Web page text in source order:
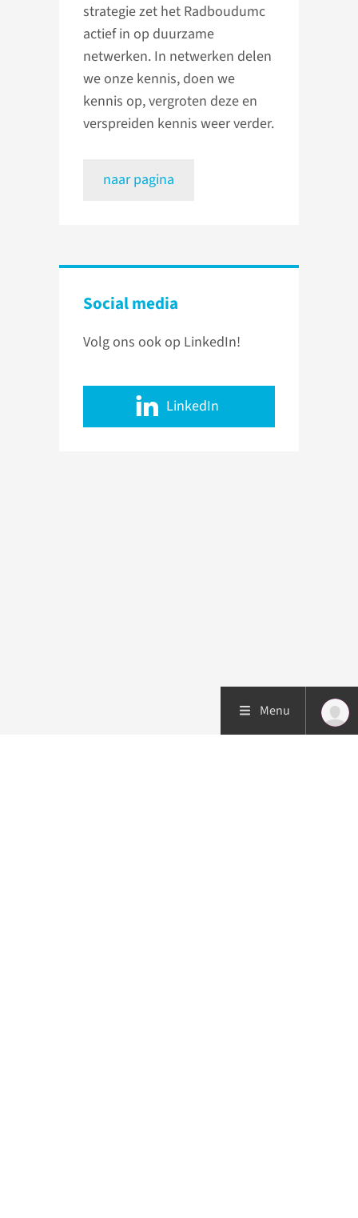
strategie zet het Radboudumc
actief in op duurzame
netwerken. In netwerken delen
we onze kennis, doen we
kennis op, vergroten deze en
verspreiden kennis weer verder.
naar pagina
Social media
Volg ons ook op LinkedIn!
LinkedIn
Menu